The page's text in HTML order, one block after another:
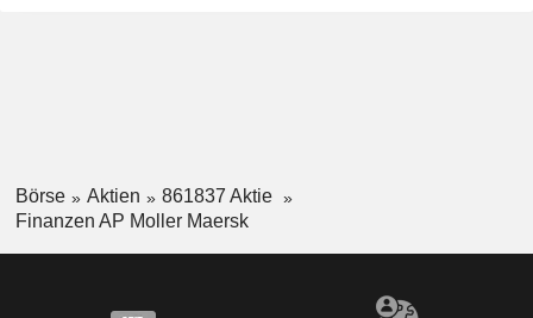
Börse Aktien
861837 Aktie
Finanzen AP Moller Maersk